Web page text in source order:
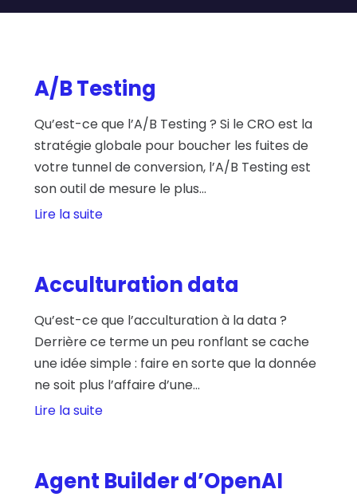
A/B Testing
Qu’est-ce que l’A/B Testing ? Si le CRO est la
stratégie globale pour boucher les fuites de
votre tunnel de conversion, l’A/B Testing est
son outil de mesure le plus...
Lire la suite
Acculturation data
Qu’est-ce que l’acculturation à la data ?
Derrière ce terme un peu ronflant se cache
une idée simple : faire en sorte que la donnée
ne soit plus l’affaire d’une...
Lire la suite
Agent Builder d’OpenAI